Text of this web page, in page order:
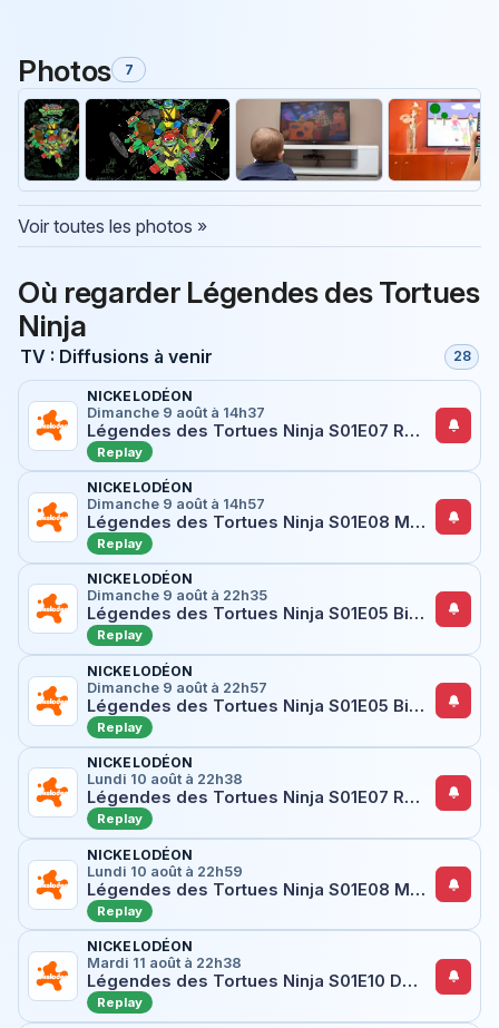
Photos 7
Voir toutes les photos »
Où regarder Légendes des Tortues
Ninja
TV : Diffusions à venir 28
NICKELODÉON
Dimanche 9 août à 14h37
Légendes des Tortues Ninja S01E07 Raph contre le déluge
Replay
NICKELODÉON
Dimanche 9 août à 14h57
Légendes des Tortues Ninja S01E08 Mikey prend les rênes
Replay
NICKELODÉON
Dimanche 9 août à 22h35
Légendes des Tortues Ninja S01E05 Bishop passe à l'action
Replay
NICKELODÉON
Dimanche 9 août à 22h57
Légendes des Tortues Ninja S01E05 Bishop passe à l'action
Replay
NICKELODÉON
Lundi 10 août à 22h38
Légendes des Tortues Ninja S01E07 Raph contre le déluge
Replay
NICKELODÉON
Lundi 10 août à 22h59
Légendes des Tortues Ninja S01E08 Mikey prend les rênes
Replay
NICKELODÉON
Mardi 11 août à 22h38
Légendes des Tortues Ninja S01E10 Donnie sombre dans les limbes
Replay